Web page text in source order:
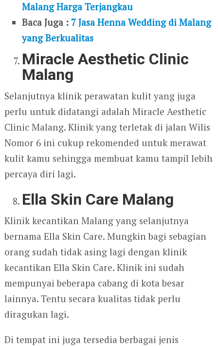
Malang Harga Terjangkau
Baca Juga : 7 Jasa Henna Wedding di Malang
yang Berkualitas
Miracle Aesthetic Clinic
Malang
Selanjutnya klinik perawatan kulit yang juga
perlu untuk didatangi adalah Miracle Aesthetic
Clinic Malang. Klinik yang terletak di jalan Wilis
Nomor 6 ini cukup rekomended untuk merawat
kulit kamu sehingga membuat kamu tampil lebih
percaya diri lagi.
Ella Skin Care Malang
Klinik kecantikan Malang yang selanjutnya
bernama Ella Skin Care. Mungkin bagi sebagian
orang sudah tidak asing lagi dengan klinik
kecantikan Ella Skin Care. Klinik ini sudah
mempunyai beberapa cabang di kota besar
lainnya. Tentu secara kualitas tidak perlu
diragukan lagi.
Di tempat ini juga tersedia berbagai jenis